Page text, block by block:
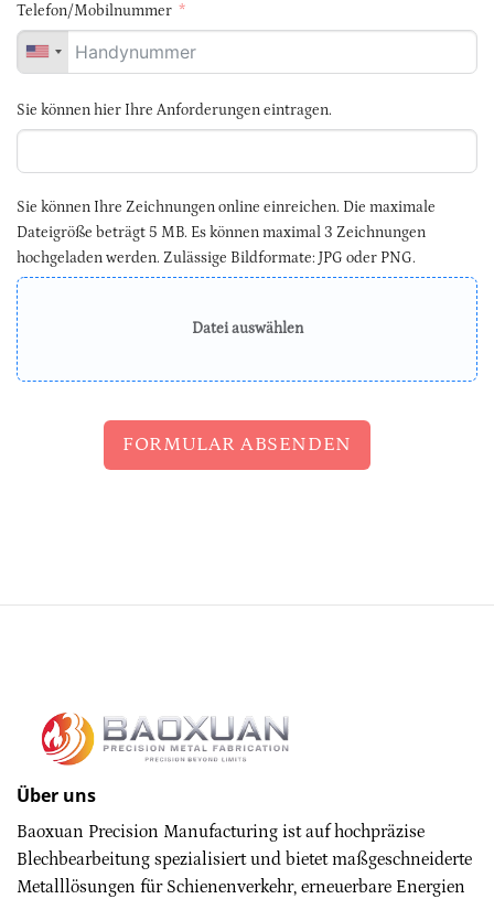
Telefon/Mobilnummer
Sie können hier Ihre Anforderungen eintragen.
Sie können Ihre Zeichnungen online einreichen. Die maximale
Dateigröße beträgt 5 MB. Es können maximal 3 Zeichnungen
hochgeladen werden. Zulässige Bildformate: JPG oder PNG.
Datei auswählen
FORMULAR ABSENDEN
Über uns
Baoxuan Precision Manufacturing ist auf hochpräzise
Blechbearbeitung spezialisiert und bietet maßgeschneiderte
Metalllösungen für Schienenverkehr, erneuerbare Energien